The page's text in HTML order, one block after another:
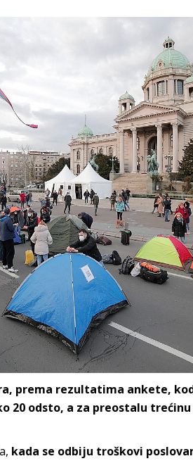
prema rezultatima ankete,
20 odsto, a za preostalu trećinu
kada se odbiju troškovi